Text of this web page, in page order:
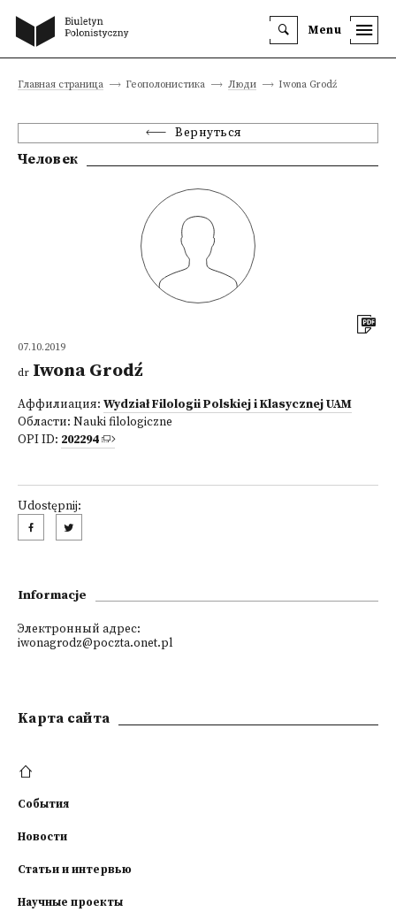
Menu
Главная страница Геополонистика Люди Iwona Grodź
Вернуться
Человек
07.10.2019
dr Iwona Grodź
Аффилиация: Wydział Filologii Polskiej i Klasycznej UAM
Области: Nauki filologiczne
OPI ID: 202294
Udostępnij:
Informacje
Электронный адрес:
iwonagrodz@poczta.onet.pl
Kарта сайта
События
Новости
Статьи и интервью
Научные проекты